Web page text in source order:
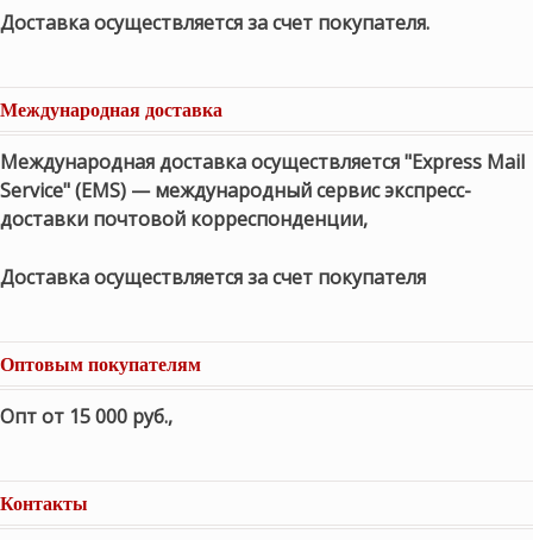
Доставка осуществляется за счет покупателя.
Международная доставка
Международная доставка осуществляется "Express Mail
Service" (EMS) — международный сервис экспресс-
доставки почтовой корреспонденции,
Доставка осуществляется за счет покупателя
Оптовым покупателям
Опт от 15 000 руб.,
Контакты